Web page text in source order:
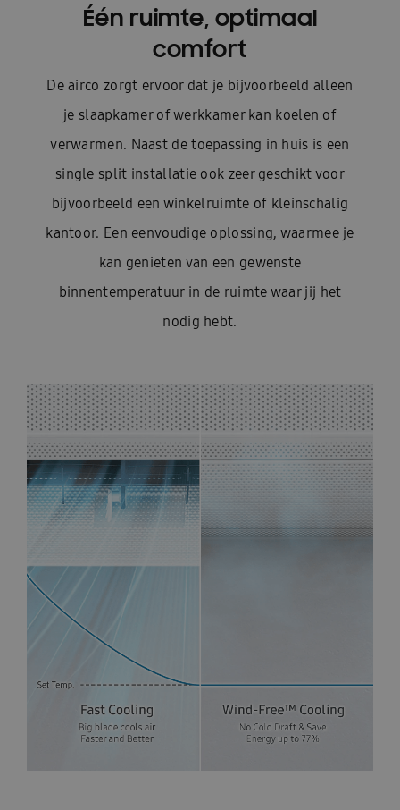
Één ruimte, optimaal
comfort
De airco zorgt ervoor dat je bijvoorbeeld alleen
je slaapkamer of werkkamer kan koelen of
verwarmen. Naast de toepassing in huis is een
single split installatie ook zeer geschikt voor
bijvoorbeeld een winkelruimte of kleinschalig
kantoor. Een eenvoudige oplossing, waarmee je
kan genieten van een gewenste
binnentemperatuur in de ruimte waar jij het
nodig hebt.